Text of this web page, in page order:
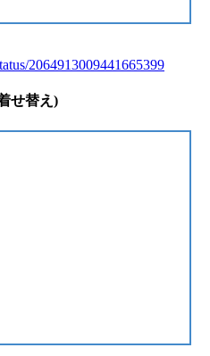
2064913009441665399
せ替え)